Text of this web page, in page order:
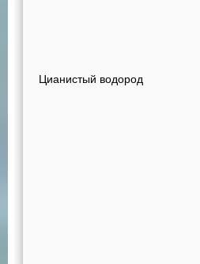
Цианистый водород